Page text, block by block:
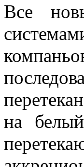
Все
на